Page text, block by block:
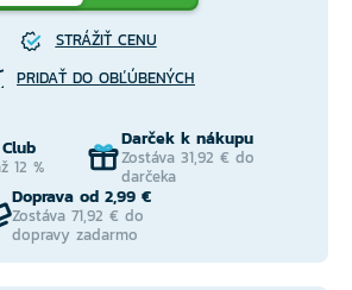
STRÁŽIŤ CENU
PRIDAŤ DO OBĽÚBENÝCH
12 %
Darček k nákupu
Zostáva 31,92 € do
darčeka
Doprava od 2,99 €
Zostáva 71,92 € do
dopravy zadarmo